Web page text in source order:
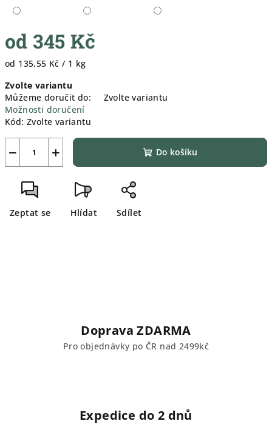
od 345 Kč
Měrná
od 135,55 Kč / 1 kg
Zvolte variantu
Můžeme doručit do:
Zvolte variantu
Možnosti doručení
Kód: Zvolte variantu
+
− Do košíku
Zeptat se Hlídat Sdílet
Doprava ZDARMA
Pro objednávky po ČR nad 2499kč
Expedice do 2 dnů